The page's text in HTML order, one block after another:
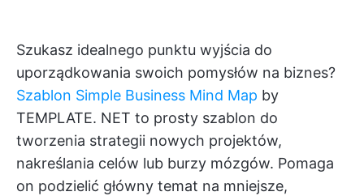
Szukasz idealnego punktu wyjścia do
uporządkowania swoich pomysłów na biznes?
Szablon Simple Business Mind Map by
TEMPLATE. NET to prosty szablon do
tworzenia strategii nowych projektów,
nakreślania celów lub burzy mózgów. Pomaga
on podzielić główny temat na mniejsze,